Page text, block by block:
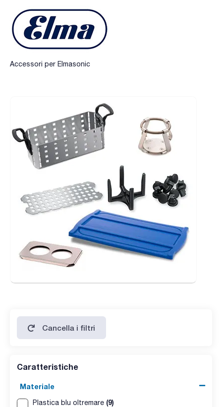
Accessori per Elmasonic
Cancella i filtri
Caratteristiche
Materiale
Plastica blu oltremare (9)